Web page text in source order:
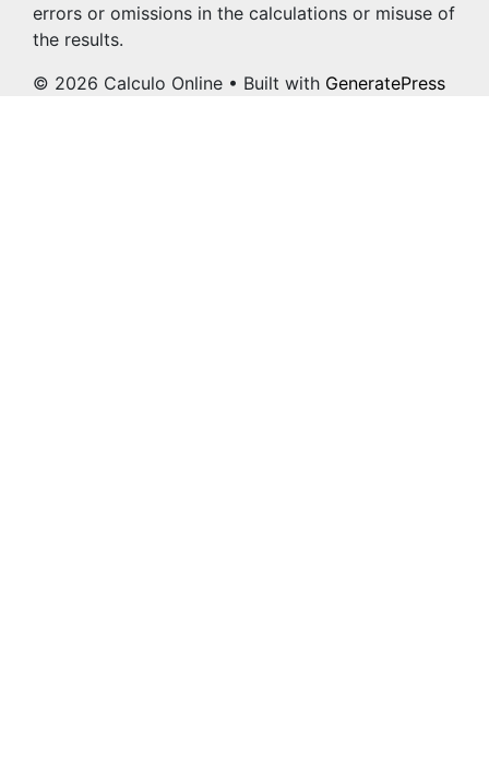
errors or omissions in the calculations or misuse of
the results.
© 2026 Calculo Online • Built with GeneratePress